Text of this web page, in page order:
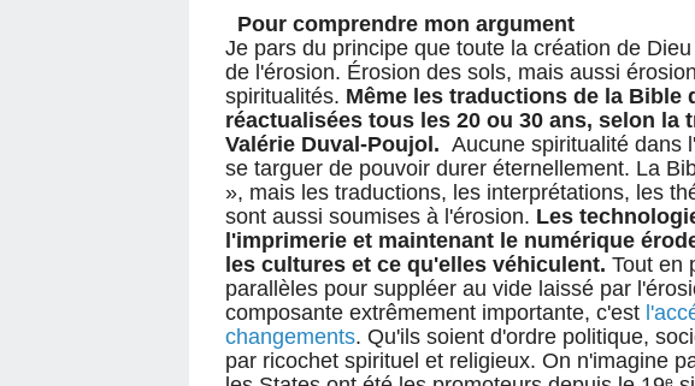
Pour comprendre mon argument
Je pars du principe que toute la création de
de l'érosion. Érosion des sols, mais aussi
spiritualités. Même les traductions de la Bible
réactualisées tous les 20 ou 30 ans, selon la
Valérie Duval-Poujol. Aucune spiritualité dans
se targuer de pouvoir durer éternellement. La
», mais les traductions, les interprétations, les
sont aussi soumises à l'érosion. Les
l'imprimerie et maintenant le numérique
les cultures et ce qu'elles véhiculent. Tout en
parallèles pour suppléer au vide laissé par
composante extrêmement importante, c'est
changements. Qu'ils soient d'ordre politique,
par ricochet spirituel et religieux. On n'imagine